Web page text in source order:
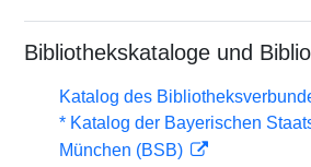
Bibliothekskataloge und
Katalog des
* Katalog der Bayerischen
München (BSB)